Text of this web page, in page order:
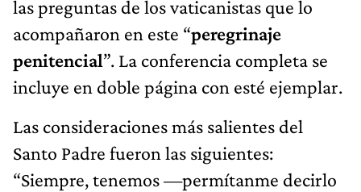
las preguntas de los vaticanistas que lo
acompañaron en este “peregrinaje
penitencial”. La conferencia completa se
incluye en doble página con esté ejemplar.
Las consideraciones más salientes del
Santo Padre fueron las siguientes:
“Siempre, tenemos —permítanme decirlo